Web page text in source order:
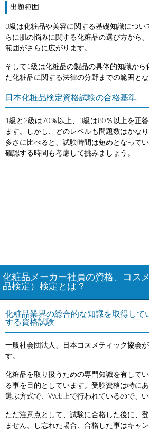
出題範囲
3級は化粧品や美容に関する基礎知識につい
らに肌の悩みに関する化粧品の選び方から
範囲がさらに広がります。
そして1級は化粧品の製品の具体的知識から
た化粧品に関する法律の分野までの範囲とな
日本化粧品検定資格試験の合格基準
1級と2級は70％以上、3級は80％以上を正
ます。しかし、どのレベルも問題数はかな
多さに比べると、試験時間は短めとなって
確認する時間も考慮して挑みましょう。
化粧品メーカー社員の資格、コス
品検定）検定とは？
化粧品業界の総合的な知識を取得して
する資格試験
一般社会団法人、日本コスメティック協会
す。
化粧品を取り扱うための専門知識を有して
る事を目的としています。受験資格は特に
選ぶ方式で、Web上で行われているので、い
ただ注意点として、試験に合格した後に、
ません。し忘れた場合、合格した事はキャ